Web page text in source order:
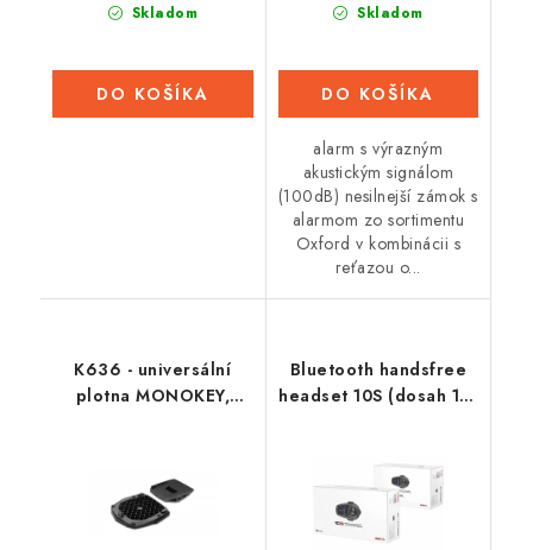
Skladom
DO KOŠÍKA
Skladom
DO KOŠÍKA
alarm s výrazným
akustickým signálom
(100dB) nesilnejší zámok s
alarmom zo sortimentu
Oxford v kombinácii s
reťazou o...
K636 - universální
plotna MONOKEY,
Bluetooth handsfree
headset 10S (dosah 1,6